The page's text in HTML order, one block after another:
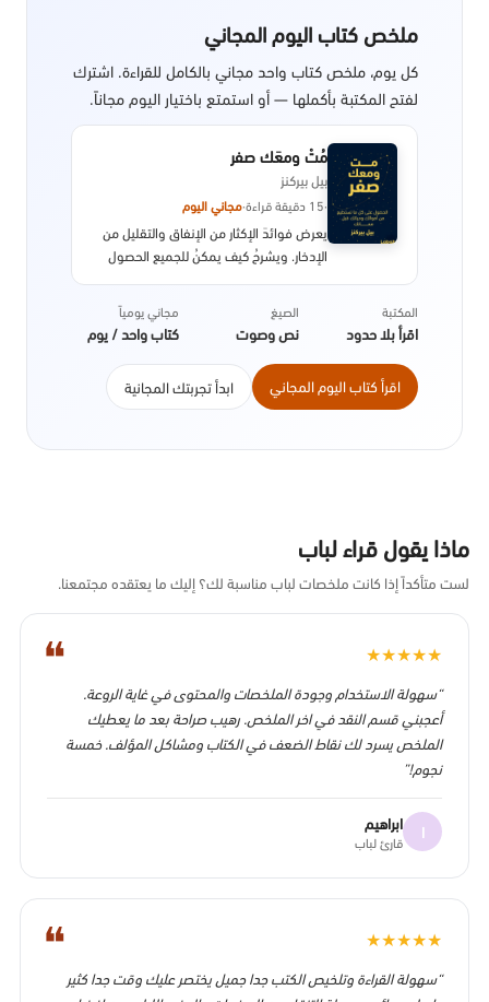
ملخص كتاب اليوم المجاني
كل يوم، ملخص كتاب واحد مجاني بالكامل للقراءة. اشترك
لفتح المكتبة بأكملها — أو استمتع باختيار اليوم مجاناً.
مُتْ ومعَك صفر
بيل بيركنز
·15 دقيقة قراءة ·مجاني اليوم
يعرض فوائدَ الإكثار من الإنفاق والتقليل من
الإدخار. ويشرحُ كيف يمكنُ للجميع الحصول
المكتبة
اقرأ بلا حدود
الصيغ
نص وصوت
مجاني يومياً
كتاب واحد / يوم
اقرأ كتاب اليوم المجاني ابدأ تجربتك المجانية
ماذا يقول قراء لباب
لست متأكداً إذا كانت ملخصات لباب مناسبة لك؟ إليك ما يعتقده مجتمعنا.
❝ ★
★
★
★
★
“سهولة الاستخدام وجودة الملخصات والمحتوى في غاية الروعة.
أعجبني قسم النقد في اخر الملخص. رهيب صراحة بعد ما يعطيك
الملخص يسرد لك نقاط الضعف في الكتاب ومشاكل المؤلف. خمسة
نجوم!”
ا ابراهيم
قارئ لباب
❝ ★
★
★
★
★
“سهولة القراءة وتلخيص الكتب جدا جميل يختصر عليك وقت جدا كثير